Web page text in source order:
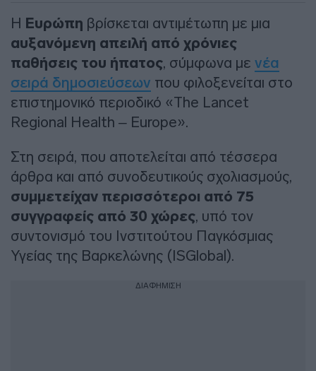
Η Ευρώπη βρίσκεται αντιμέτωπη με μια
αυξανόμενη απειλή από χρόνιες
παθήσεις του ήπατος, σύμφωνα με νέα
σειρά δημοσιεύσεων που φιλοξενείται στο
επιστημονικό περιοδικό «The Lancet
Regional Health – Europe».
Στη σειρά, που αποτελείται από τέσσερα
άρθρα και από συνοδευτικούς σχολιασμούς,
συμμετείχαν περισσότεροι από 75
συγγραφείς από 30 χώρες, υπό τον
συντονισμό του Ινστιτούτου Παγκόσμιας
Υγείας της Βαρκελώνης (ISGlobal).
ΔΙΑΦΗΜΙΣΗ